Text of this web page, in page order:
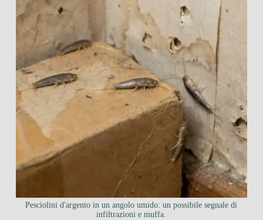
Pesciolini d'argento in un angolo umido: un possibile segnale di
infiltrazioni e muffa.